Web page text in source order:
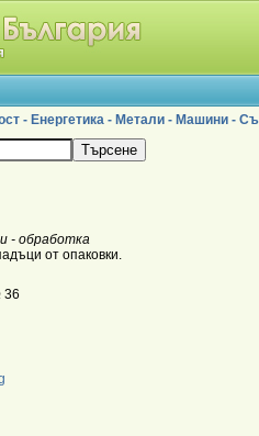
- Енергетика - Метали - Машини -
- обработка
от опаковки.
36